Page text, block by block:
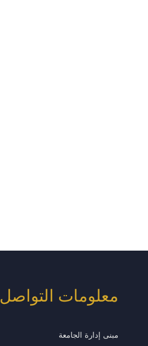
معلومات التواصل
مبنى إدارة الجامعة